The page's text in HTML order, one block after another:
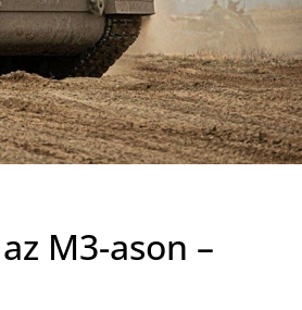
M3-ason –